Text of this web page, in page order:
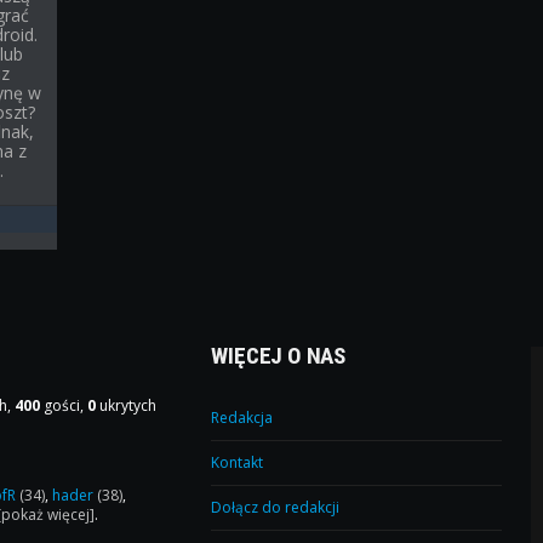
w
z
400 gości, 0 ukrytych
(34), hader (38),
więcej].
WIĘCEJ O NAS
Redakcja
Kontakt
Dołącz do redakcji